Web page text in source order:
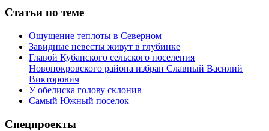
Статьи по теме
Ощущение теплоты в Северном
Завидные невесты живут в глубинке
Главой Кубанского сельского поселения
Новопокровского района избран Славный Василий
Викторович
У обелиска голову склонив
Самый Южный поселок
Спецпроекты